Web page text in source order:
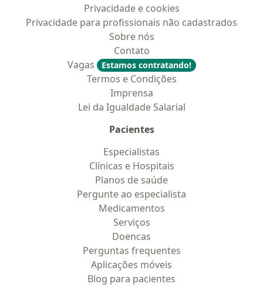
Privacidade e cookies
Privacidade para profissionais não cadastrados
Sobre nós
Contato
Vagas
Estamos contratando!
Termos e Condições
Imprensa
Lei da Igualdade Salarial
Pacientes
Especialistas
Clínicas e Hospitais
Planos de saúde
Pergunte ao especialista
Medicamentos
Serviços
Doencas
Perguntas frequentes
Aplicações móveis
Blog para pacientes